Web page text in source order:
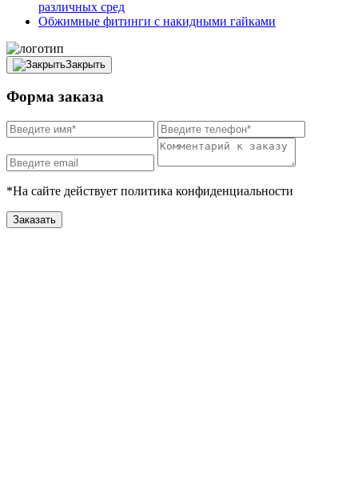
различных сред
Обжимные фитинги с накидными гайками
Закрыть
Форма заказа
*На сайте действует политика конфиденциальности